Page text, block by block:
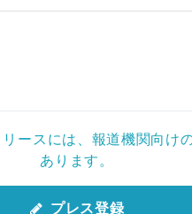
ースには、報道機関向け
あります。
プレス登録